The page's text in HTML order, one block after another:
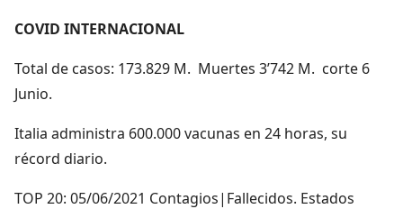
COVID INTERNACIONAL
Total de casos: 173.829 M. Muertes 3’742 M. corte 6
Junio.
Italia administra 600.000 vacunas en 24 horas, su
récord diario.
TOP 20: 05/06/2021 Contagios|Fallecidos. Estados